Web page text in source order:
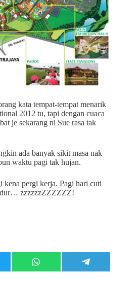
kata tempat-tempat menarik
2012 tu, tapi dengan cuaca
je sekarang ni Sue rasa tak
ada banyak sikit masa nak
waktu pagi tak hujan.
kena pergi kerja. Pagi hari cuti
zzzzzzZZZZZZ!
Share
on
W
h
Share
on
e